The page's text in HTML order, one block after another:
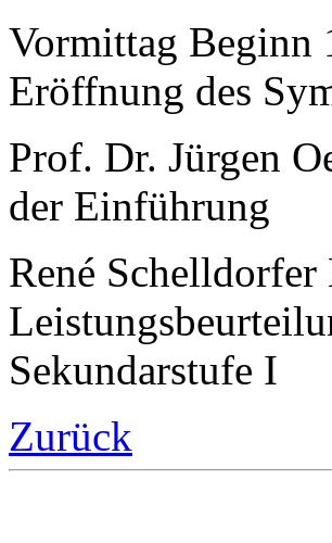
Vormittag Beginn
Eröffnung des
Prof. Dr. Jürgen
der Einführung
René
Sekundarstufe I
Zurück